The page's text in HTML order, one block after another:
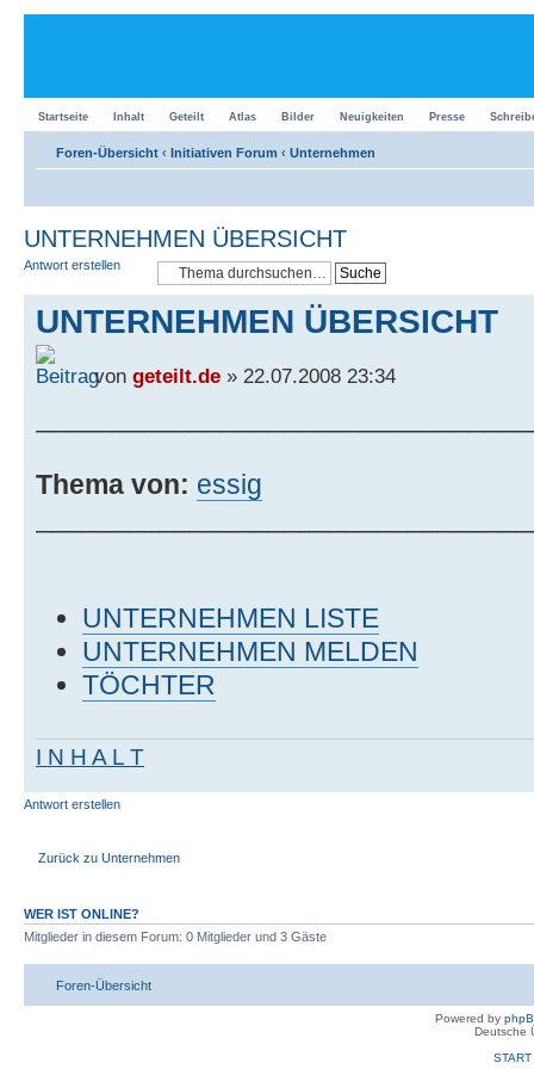
Startseite Inhalt Geteilt Atlas Bilder Neuigkeiten Presse
Foren-Übersicht ‹ Initiativen Forum ‹ Unternehmen
UNTERNEHMEN ÜBERSICHT
Antwort erstellen
UNTERNEHMEN ÜBERSICHT
von geteilt.de » 22.07.2008 23:34
Thema von: essig
UNTERNEHMEN LISTE
UNTERNEHMEN MELDEN
TÖCHTER
I N H A L T
Antwort erstellen
Zurück zu Unternehmen
WER IST ONLINE?
Mitglieder in diesem Forum: 0 Mitglieder und 3 Gäste
Foren-Übersicht
Powered by
Deutsche
START